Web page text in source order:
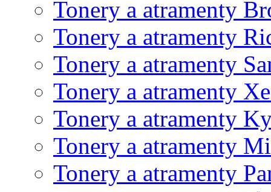
Tonery a atramenty
Tonery a atramenty
Tonery a atramenty
Tonery a atramenty
Tonery a atramenty
Tonery a atramenty
Tonery a atramenty